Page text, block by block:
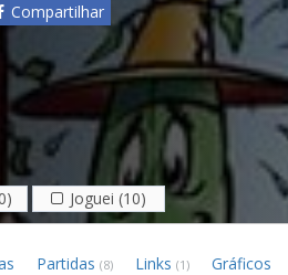
Compartilhar
Joguei (10)
Partidas (8) Links (1) Gráficos